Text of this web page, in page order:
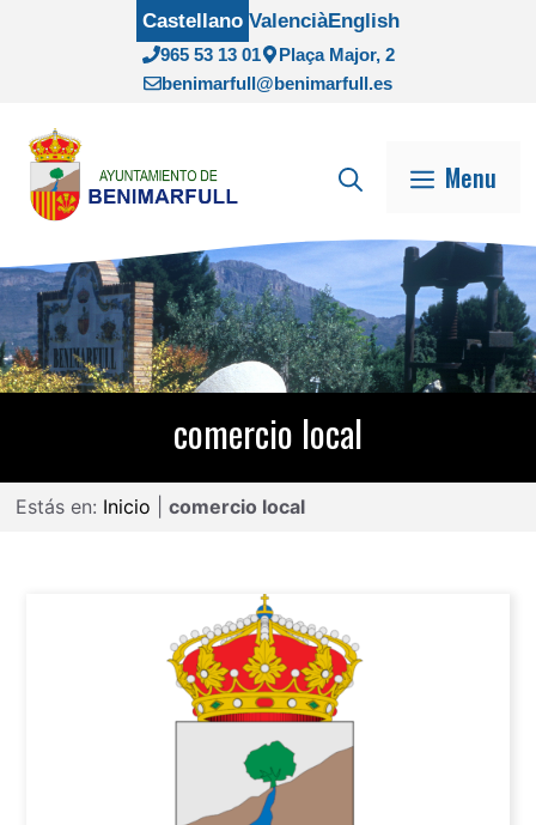
965 53 13 01
Plaça Major, 2
benimarfull@benimarfull.es
Castellano ValenciàEnglish
Menu
comercio local
Estás en: Inicio |comercio local